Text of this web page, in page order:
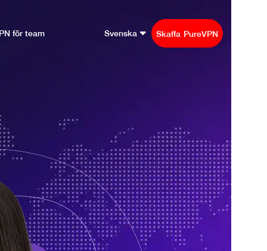
för team Svenska Skaffa PureVPN